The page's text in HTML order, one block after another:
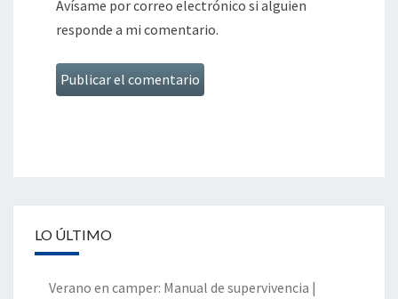
Avísame por correo electrónico si alguien
responde a mi comentario.
LO ÚLTIMO
Verano en camper: Manual de supervivencia |